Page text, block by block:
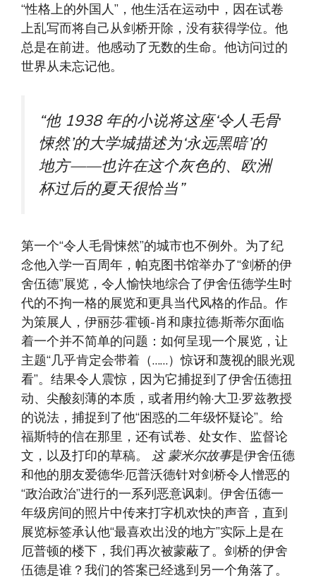
“性格上的外国人”，他生活在运动中，因在试卷
上乱写而将自己从剑桥开除，没有获得学位。他
总是在前进。他感动了无数的生命。他访问过的
世界从未忘记他。
“他 1938 年的小说将这座‘令人毛骨
悚然’的大学城描述为‘永远黑暗’的
地方——也许在这个灰色的、欧洲
杯过后的夏天很恰当”
第一个“令人毛骨悚然”的城市也不例外。为了纪
念他入学一百周年，帕克图书馆举办了“剑桥的伊
舍伍德”展览，令人愉快地综合了伊舍伍德学生时
代的不拘一格的展览和更具当代风格的作品。作
为策展人，伊丽莎·霍顿-肖和康拉德·斯蒂尔面临
着一个并不简单的问题：如何呈现一个展览，让
主题“几乎肯定会带着（……）惊讶和蔑视的眼光观
看”。结果令人震惊，因为它捕捉到了伊舍伍德扭
动、尖酸刻薄的本质，或者用约翰·大卫·罗兹教授
的说法，捕捉到了他“困惑的二年级怀疑论”。给
福斯特的信在那里，还有试卷、处女作、监督论
文，以及打印的草稿。 这 蒙米尔故事是伊舍伍德
和他的朋友爱德华·厄普沃德针对剑桥令人憎恶的
“政治政治”进行的一系列恶意讽刺。伊舍伍德一
年级房间的照片中传来打字机欢快的声音，直到
展览标签承认他“最喜欢出没的地方”实际上是在
厄普顿的楼下，我们再次被蒙蔽了。剑桥的伊舍
伍德是谁？我们的答案已经逃到另一个角落了。